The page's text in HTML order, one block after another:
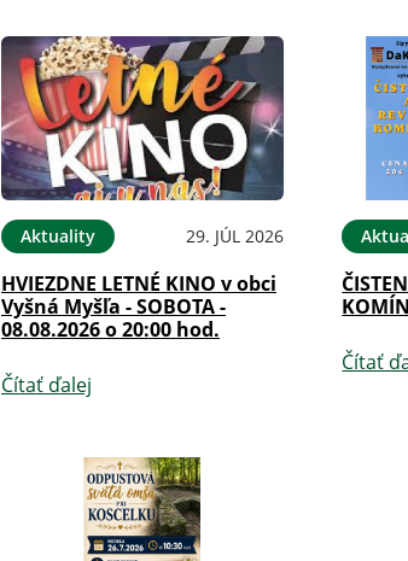
Aktuality 29. JÚL 2026
HVIEZDNE LETNÉ KINO v obci
Vyšná Myšľa - SOBOTA -
08.08.2026 o 20:00 hod.
Čítať ďalej
Čítať